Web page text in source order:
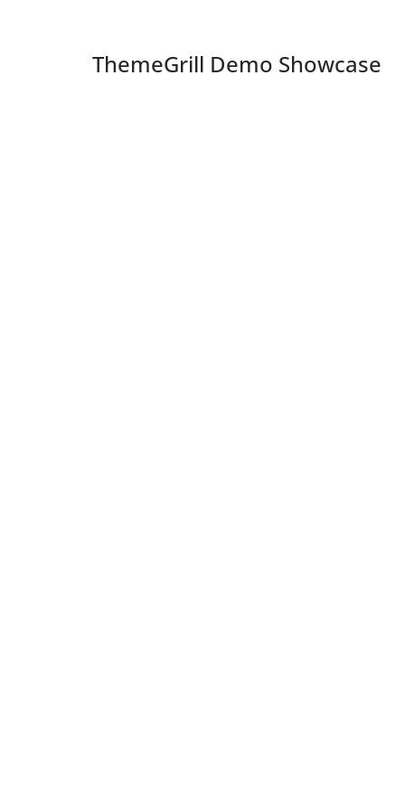
ThemeGrill Demo Showcase